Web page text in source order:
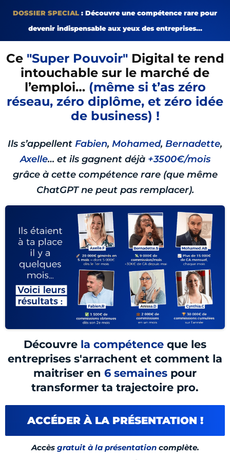
DOSSIER SPECIAL : Découvre une compétence rare pour
devenir indispensable aux yeux des entreprises...
Ce "Super Pouvoir"Digital te rend
intouchable sur le marché de
l’emploi… (même si t’as zéro
réseau, zéro diplôme, et zéro idée
de business) !
Ils s’appellent Fabien, Mohamed, Bernadette,
Axelle… et ils gagnent déjà +3500€/mois
grâce à cette compétence rare (que même
ChatGPT ne peut pas remplacer).
Découvre la compétence que les
entreprises s'arrachent et comment la
maitriser en 6 semaines pour
transformer ta trajectoire pro.
ACCÉDER À LA PRÉSENTATION !
Accès gratuit à la présentationcomplète.